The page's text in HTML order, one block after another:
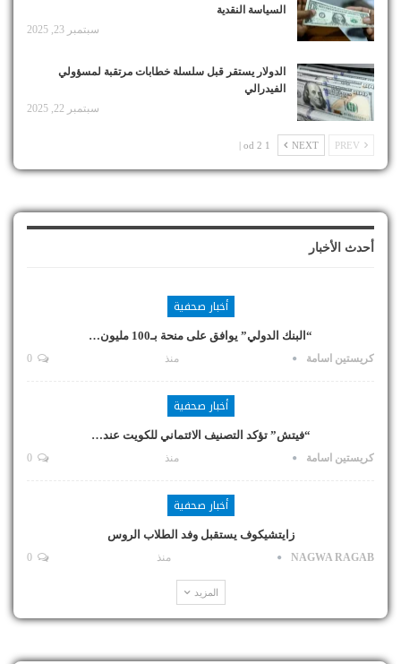
السياسة النقدية
سبتمبر 23, 2025
الدولار يستقر قبل سلسلة خطابات مرتقبة لمسؤولي
الفيدرالي
سبتمبر 22, 2025
NEXT
1 od 2 |
أحدث الأخبار
أخبار صحفية
“البنك الدولي” يوافق على منحة بـ100 مليون…
كريستين اسامة منذ
أخبار صحفية
“فيتش” تؤكد التصنيف الائتماني للكويت عند…
كريستين اسامة منذ
أخبار صحفية
زايتشيكوف يستقبل وفد الطلاب الروس
NAGWA RAGAB منذ
المزيد